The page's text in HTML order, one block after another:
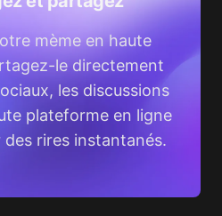
mème en haute
le directement
les discussions
plateforme en ligne
rires instantanés.